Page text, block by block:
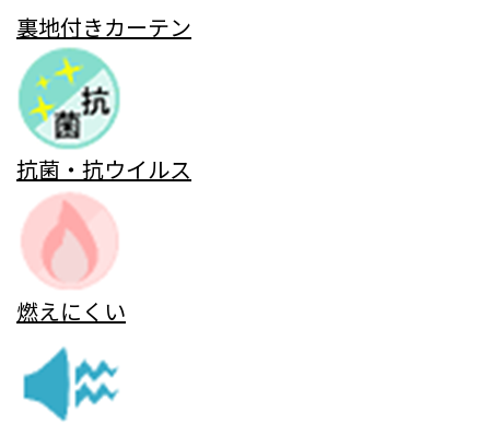
裏地付きカーテン
抗菌・抗ウイルス
燃えにくい